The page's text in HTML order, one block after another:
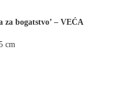
za bogatstvo’ – VEĆA
cm